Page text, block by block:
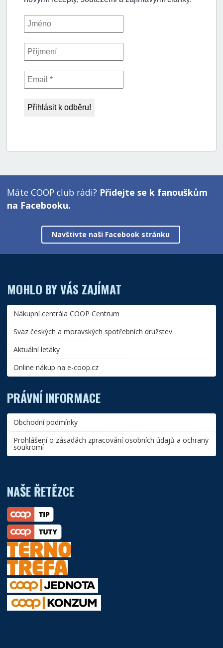
Máte COOP club rádi? Přidejte se k fanouškům
na Facebooku.
Navštivte naši Facebook stránku
MOHLO BY VÁS ZAJÍMAT
Nákupní centrála COOP Centrum
Svaz českých a moravských spotřebních družstev
Aktuální letáky
Online nákup na e-coop.cz
PRÁVNÍ INFORMACE
Obchodní podmínky
Prohlášení o zásadách zpracování osobních údajů a ochrany
soukromí
NAŠE ŘETĚZCE